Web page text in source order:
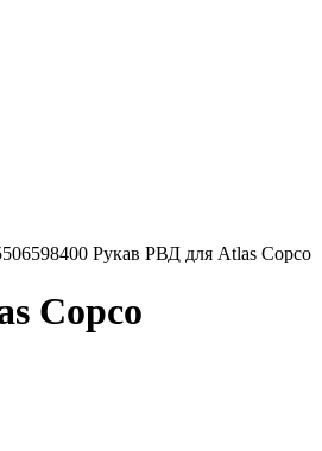
Рукав РВД для Atlas Copco
Copco